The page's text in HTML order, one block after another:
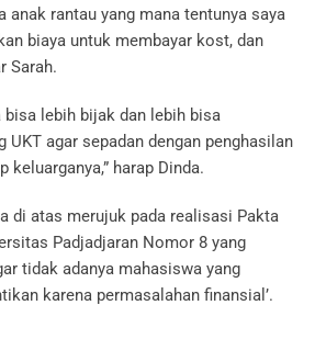
anak rantau yang mana tentunya saya
biaya untuk membayar kost, dan
Sarah.
bisa lebih bijak dan lebih bisa
UKT agar sepadan dengan penghasilan
keluarganya,” harap Dinda.
di atas merujuk pada realisasi Pakta
Padjadjaran Nomor 8 yang
tidak adanya mahasiswa yang
karena permasalahan finansial’.